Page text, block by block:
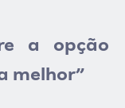
a opção
melhor”